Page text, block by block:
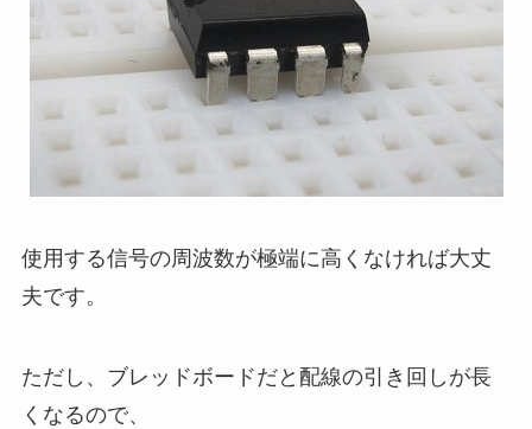
使用する信号の周波数が極端に高くなければ大丈
夫です。
ただし、ブレッドボードだと配線の引き回しが長
くなるので、